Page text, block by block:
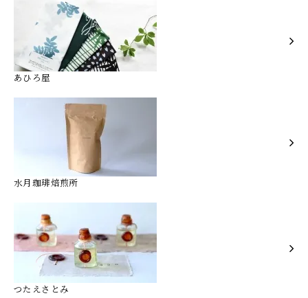
あひろ屋
水月珈琲焙煎所
つたえさとみ